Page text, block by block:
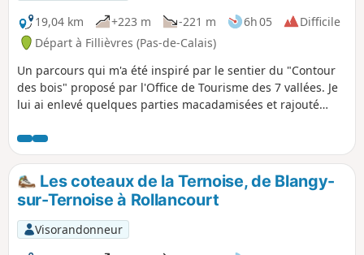
19,04 km
+223 m -221 m 6h 05
Difficile
Départ à Fillièvres (Pas-de-Calais)
Un parcours qui m'a été inspiré par le sentier du "Contour
des bois" proposé par l'Office de Tourisme des 7 vallées. Je
lui ai enlevé quelques parties macadamisées et rajouté
nature.
Les coteaux de la Ternoise, de Blangy-
sur-Ternoise à Rollancourt
Visorandonneur